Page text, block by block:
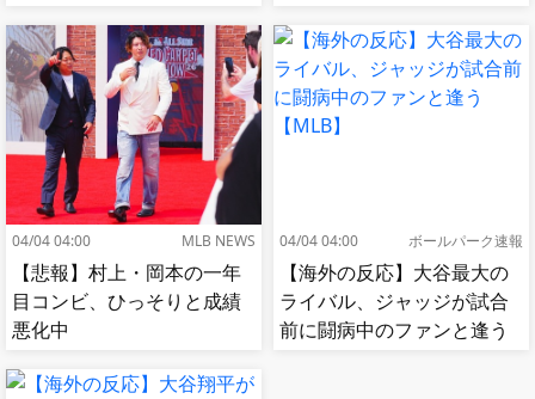
04/04 04:00 MLB NEWS
【悲報】村上・岡本の一年
目コンビ、ひっそりと成績
悪化中
04/04 04:00 ボールパーク速報
【海外の反応】大谷最大の
ライバル、ジャッジが試合
前に闘病中のファンと逢う